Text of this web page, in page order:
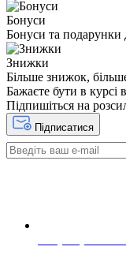
Бонуси
Бонуси та подарунки
Знижки
Більше знижок,
Бажаєте бути в курсі
Підпишіться на
Підписатися